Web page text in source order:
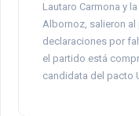
Lautaro Carmona y
Albornoz, salieron
declaraciones por
el partido está
candidata del pacto